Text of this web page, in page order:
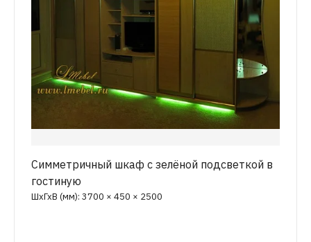
Симметричный шкаф с зелёной подсветкой в
гостиную
ШхГхВ (мм): 3700 × 450 × 2500